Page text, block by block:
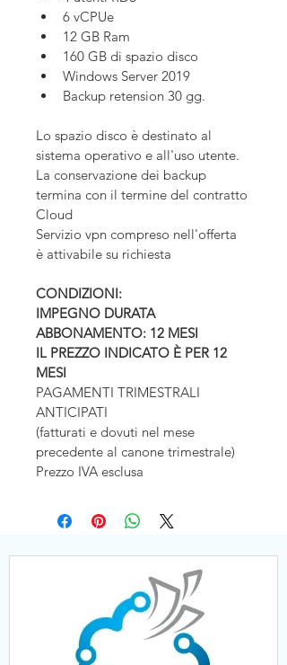
6 vCPUe
12 GB Ram
160 GB di spazio disco
Windows Server 2019
Backup retension 30 gg.
Lo spazio disco è destinato al
sistema operativo e all'uso utente.
La conservazione dei backup
termina con il termine del contratto
Cloud
Servizio vpn compreso nell'offerta
è attivabile su richiesta
CONDIZIONI:
IMPEGNO DURATA
ABBONAMENTO: 12 MESI
IL PREZZO INDICATO È PER 12
MESI
PAGAMENTI TRIMESTRALI
ANTICIPATI
(fatturati e dovuti nel mese
precedente al canone trimestrale)
Prezzo IVA esclusa